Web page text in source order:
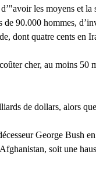
les moyens et
90.000 hommes,
dont quatre cents en
cher, au moins
de dollars, alors
George Bush
soit une